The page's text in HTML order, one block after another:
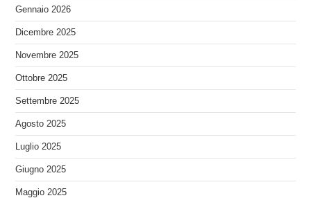
Gennaio 2026
Dicembre 2025
Novembre 2025
Ottobre 2025
Settembre 2025
Agosto 2025
Luglio 2025
Giugno 2025
Maggio 2025